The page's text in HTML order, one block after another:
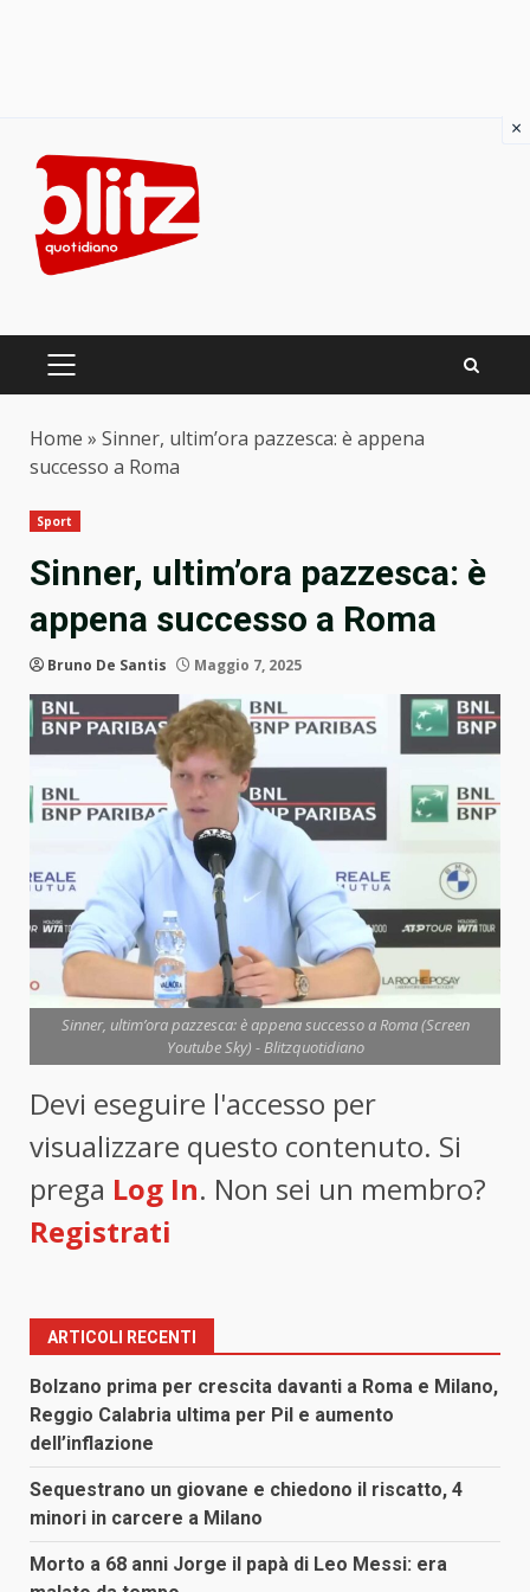
content
PRIMARY
Home » Sinner, ultim’ora pazzesca: è appena
successo a Roma
Sport
Sinner, ultim’ora pazzesca: è
appena successo a Roma
Bruno De Santis Maggio 7, 2025
Sinner, ultim’ora pazzesca: è appena successo a Roma (Screen
Youtube Sky) - Blitzquotidiano
Devi eseguire l'accesso per
visualizzare questo contenuto. Si
prega Log In. Non sei un membro?
Registrati
ARTICOLI RECENTI
Bolzano prima per crescita davanti a Roma e Milano,
Reggio Calabria ultima per Pil e aumento
dell’inflazione
Sequestrano un giovane e chiedono il riscatto, 4
minori in carcere a Milano
Morto a 68 anni Jorge il papà di Leo Messi: era
×